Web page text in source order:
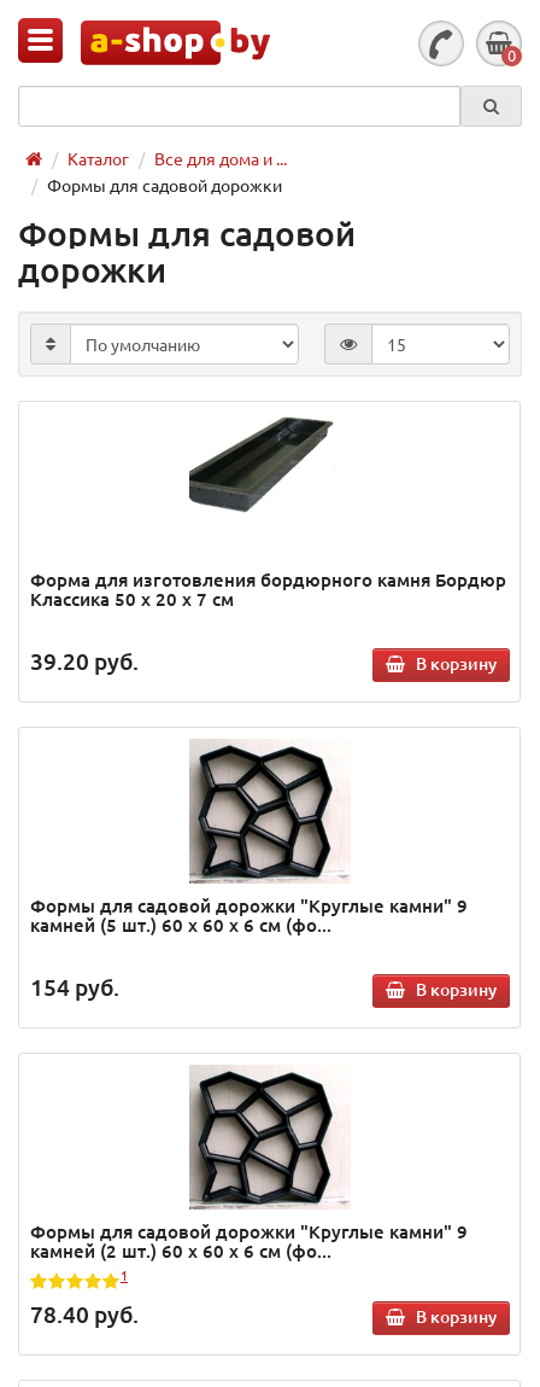
0
Каталог
Все для дома и ...
Формы для садовой дорожки
Формы для садовой
дорожки
Форма для изготовления бордюрного камня Бордюр
Классика 50 х 20 х 7 см
39.20 руб. В корзину
Формы для садовой дорожки "Круглые камни" 9
камней (5 шт.) 60 х 60 х 6 см (фо...
154 руб. В корзину
Формы для садовой дорожки "Круглые камни" 9
камней (2 шт.) 60 х 60 х 6 см (фо...
1
78.40 руб. В корзину